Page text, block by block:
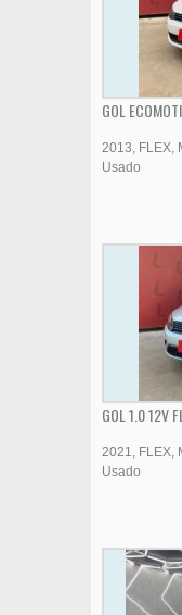
GOL
2013 FLEX
Usado
GOL 1.0 12V
2021 FLEX
Usado